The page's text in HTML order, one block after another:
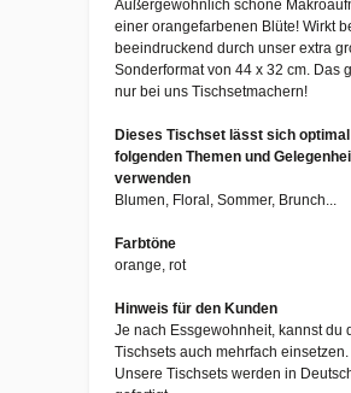
Außergewöhnlich schöne
einer orangefarbenen Blüte! Wirkt
beeindruckend durch unser extra
Sonderformat von 44 x 32 cm. Das
nur bei uns Tischsetmachern!
Dieses Tischset lässt sich
folgenden Themen und
verwenden
Blumen, Floral, Sommer, Brunch...
Farbtöne
orange, rot
Hinweis für den Kunden
Je nach Essgewohnheit, kannst du
Tischsets auch mehrfach einsetzen.
Unsere Tischsets werden in